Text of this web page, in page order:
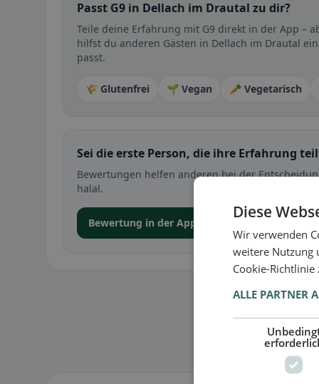
Passt G9 in Dellach im Drautal zu dir?
Teile deine Erfahrung mit G9 direkt in der App –
hilfst du anderen Gästen in Dellach im Drautal
passt.
🌾 Glutenfrei 🌱 Vegan 🥕 Vegetarisch
Sei die erste Person, die ihre Erfahrung
Bewertungen helfen anderen bei der
halal.
Bewertung in der App abgeben
Diese
Wir verwenden
weitere Nutzung
Cookie-
ALLE PARTNER